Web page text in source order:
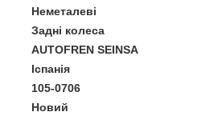
Неметалеві
Задні колеса
AUTOFREN SEINSA
Іспанія
105-0706
Новий